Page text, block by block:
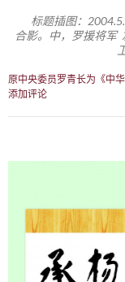
标题插图：
合影。中，罗援将军
原中央委员罗青长为《中
添加评论